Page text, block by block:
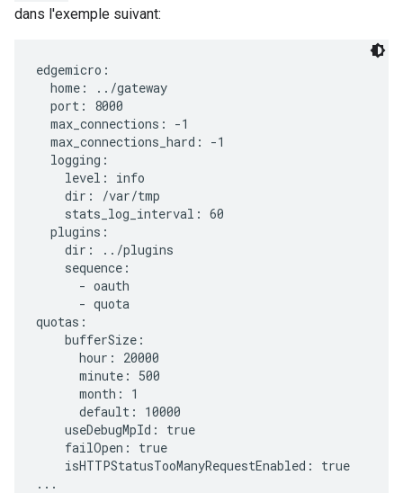
dans l'exemple suivant:
edgemicro:
  home: ../gateway
  port: 8000
  max_connections: -1
  max_connections_hard: -1
  logging:
    level: info
    dir: /var/tmp
    stats_log_interval: 60
  plugins:
    dir: ../plugins
    sequence:
      - oauth
      - quota
quotas:
    bufferSize:
      hour: 20000
      minute: 500
      month: 1
      default: 10000
    useDebugMpId: true
    failOpen: true
    isHTTPStatusTooManyRequestEnabled: true
...